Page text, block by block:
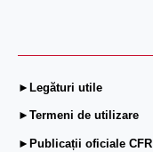
►Legături utile
►Termeni de utilizare
►Publicații oficiale CFR